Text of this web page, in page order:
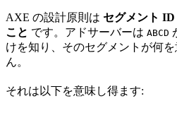
AXE の設計原則は セグメント
こと です。アドサーバーは ABCD
けを知り、そのセグメントが何
ん。
それは以下を意味し得ます: